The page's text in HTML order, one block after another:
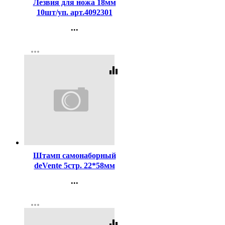
Лезвия для ножа 18мм
10шт/уп. арт.4092301
...
Регистрация
more_horiz
equalizer
Штамп самонаборный
deVente 5стр. 22*58мм
...
Регистрация
more_horiz